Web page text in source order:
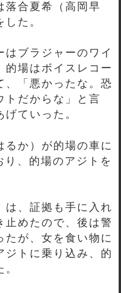
落合夏希（高岡早
た。
はブラジャーのワイ
的場はボイスレコー
、「悪かったな。恐
トだからな」と言
ていった。
るか）が的場の車に
り、的場のアジトを
は、証拠も手に入れ
止めたので、後は警
たが、女を食い物に
ジトに乗り込み、的